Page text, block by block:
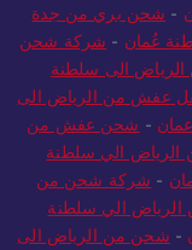
- شحن بري من جدة
عُمان - شركة شحن
الى سلطنة
عفش من الرياض الى
- شحن عفش من
الي سلطنة
- شركة شحن من
الي سلطنة
- شحن من الرياض الى